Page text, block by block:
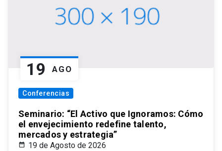
19 AGO
Conferencias
Seminario: “El Activo que Ignoramos: Cómo
el envejecimiento redefine talento,
mercados y estrategia”
19 de Agosto de 2026